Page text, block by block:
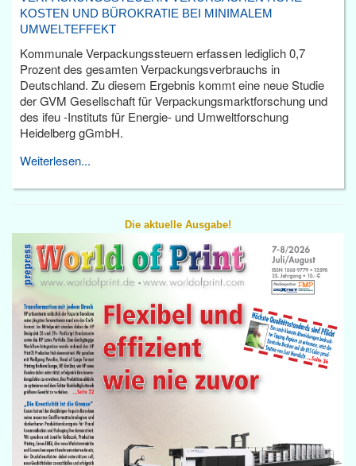
KOSTEN UND BÜROKRATIE BEI MINIMALEM
UMWELTEFFEKT
Kommunale Verpackungssteuern erfassen lediglich 0,7
Prozent des gesamten Verpackungsverbrauchs in
Deutschland. Zu diesem Ergebnis kommt eine neue Studie
der GVM Gesellschaft für Verpackungsmarktforschung und
des ifeu -Instituts für Energie- und Umweltforschung
Heidelberg gGmbH.
Weiterlesen...
Die aktuelle Ausgabe!